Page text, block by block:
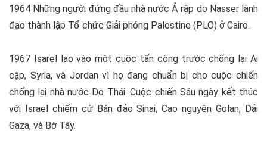
1964 Những người đứng đầu nhà nước Ả rập do Nasser lãnh
đạo thành lập Tổ chức Giải phóng Palestine (PLO) ở Cairo.
1967 Isarel lao vào một cuộc tấn công trước chống lại Ai
cập, Syria, và Jordan vì họ đang chuẩn bị cho cuộc chiến
chống lại nhà nước Do Thái. Cuộc chiến Sáu ngày kết thúc
với Israel chiếm cứ Bán đảo Sinai, Cao nguyên Golan, Dải
Gaza, và Bờ Tây.